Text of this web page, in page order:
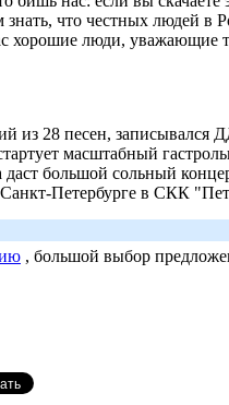
знать, что честных людей в
хорошие люди, уважающие
из 28 песен, записывался
масштабный
даст большой сольный
Петербурге в СКК
, большой выбор